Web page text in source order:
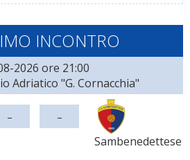
INCONTRO
2026 ore 21:00
Adriatico "G. Cornacchia"
- -
Sambenedettese